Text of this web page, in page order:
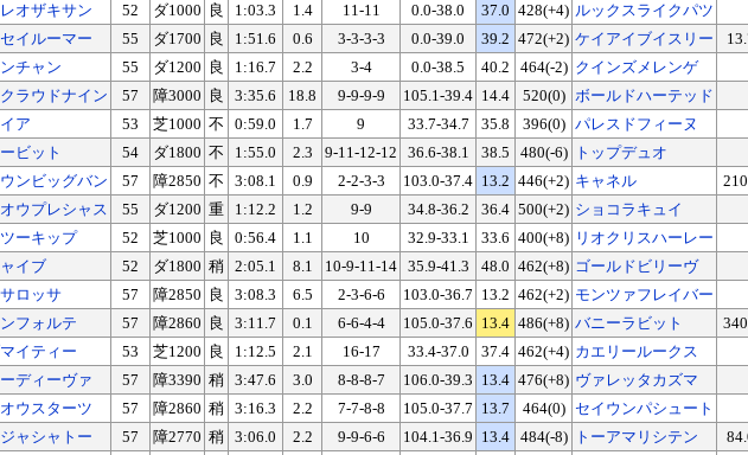
オザキサン 52 ダ1000 良 1:03.3 1.4 11-11 0.0-38.0 37.0 428(+4) ルックスライクパツ
イルーマー 55 ダ1700 良 1:51.6 0.6 3-3-3-3 0.0-39.0 39.2 472(+2) ケイアイブイスリー
チャン 55 ダ1200 良 1:16.7 2.2 3-4 0.0-38.5 40.2 464(-2) クインズメレンゲ
ラウドナイン 57 障3000 良 3:35.6 18.8 9-9-9-9 105.1-39.4 14.4 520(0) ボールドハーテッド
ア 53 芝1000 不 0:59.0 1.7 9 33.7-34.7 35.8 396(0) パレスドフィーヌ
ビット 54 ダ1800 不 1:55.0 2.3 9-11-12-12 36.6-38.1 38.5 480(-6)
トップデュオ
ンビッグバン 57 障2850 不 3:08.1 0.9 2-2-3-3 103.0-37.4 13.2 446(+2) キャネル
ウプレシャス 55 ダ1200 重 1:12.2 1.2 9-9 34.8-36.2 36.4 500(+2) ショコラキュイ
ーキップ 52 芝1000 良 0:56.4 1.1 10 32.9-33.1 33.6 400(+8) リオクリスハーレー
イブ 52 ダ1800 稍 2:05.1 8.1 10-9-11-14 35.9-41.3 48.0 462(+8) ゴールドビリーヴ
ロッサ 57 障2850 良 3:08.3 6.5 2-3-6-6 103.0-36.7 13.2 462(+2) モンツァフレイバー
フォルテ 57 障2860 良 3:11.7 0.1 6-6-4-4 105.0-37.6 13.4 486(+8) バニーラビット
イティー 53 芝1200 良 1:12.5 2.1 16-17 33.4-37.0 37.4 462(+4) カエリールークス
ディーヴァ 57 障3390 稍 3:47.6 3.0 8-8-8-7 106.0-39.3 13.4 476(+8) ヴァレッタカズマ
ウスターツ 57 障2860 稍 3:16.3 2.2 7-7-8-8 105.0-37.7 13.7 464(0)
セイウンパシュート
ジャシャトー 57 障2770 稍 3:06.0 2.2 9-9-6-6 104.1-36.9 13.4 484(-8) トーアマリシテン